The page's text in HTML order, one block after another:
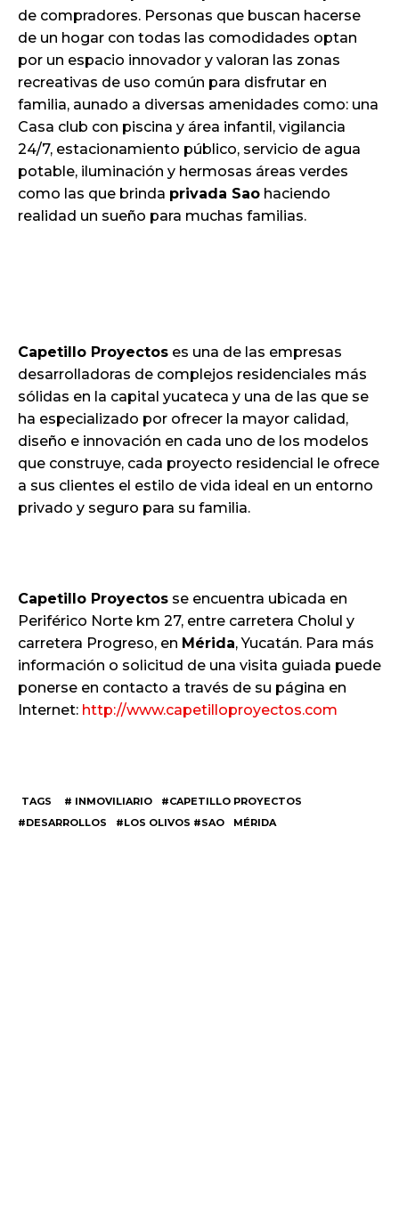
de compradores. Personas que buscan hacerse
de un hogar con todas las comodidades optan
por un espacio innovador y valoran las zonas
recreativas de uso común para disfrutar en
familia, aunado a diversas amenidades como: una
Casa club con piscina y área infantil, vigilancia
24/7, estacionamiento público, servicio de agua
potable, iluminación y hermosas áreas verdes
como las que brinda privada Sao haciendo
realidad un sueño para muchas familias.
Capetillo Proyectos es una de las empresas
desarrolladoras de complejos residenciales más
sólidas en la capital yucateca y una de las que se
ha especializado por ofrecer la mayor calidad,
diseño e innovación en cada uno de los modelos
que construye, cada proyecto residencial le ofrece
a sus clientes el estilo de vida ideal en un entorno
privado y seguro para su familia.
Capetillo Proyectos se encuentra ubicada en
Periférico Norte km 27, entre carretera Cholul y
carretera Progreso, en Mérida, Yucatán. Para más
información o solicitud de una visita guiada puede
ponerse en contacto a través de su página en
Internet: http://www.capetilloproyectos.com
TAGS # INMOVILIARIO
#CAPETILLO PROYECTOS
#DESARROLLOS
#LOS OLIVOS #SAO MÉRIDA